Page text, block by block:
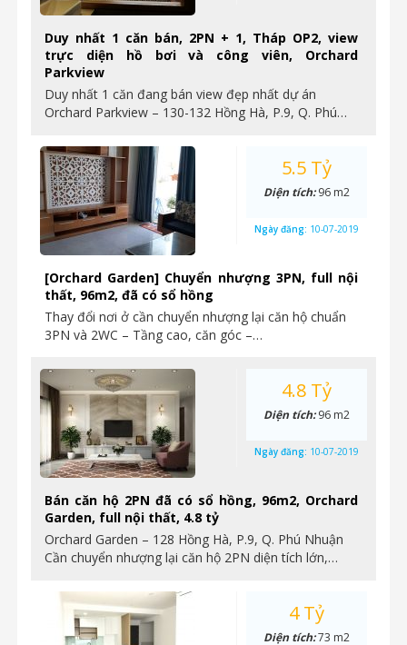
Duy nhất 1 căn bán, 2PN + 1, Tháp OP2, view
trực diện hồ bơi và công viên, Orchard
Parkview
Duy nhất 1 căn đang bán view đẹp nhất dự án
Orchard Parkview – 130-132 Hồng Hà, P.9, Q. Phú…
[Orchard Garden] Chuyển nhượng 3PN, full nội
thất, 96m2, đã có sổ hồng
Thay đổi nơi ở cần chuyển nhượng lại căn hộ chuẩn
3PN và 2WC – Tầng cao, căn góc –…
5.5 Tỷ
Diện tích:96 m2
Ngày đăng: 10-07-2019
Bán căn hộ 2PN đã có sổ hồng, 96m2, Orchard
Garden, full nội thất, 4.8 tỷ
Orchard Garden – 128 Hồng Hà, P.9, Q. Phú Nhuận
Cần chuyển nhượng lại căn hộ 2PN diện tích lớn,…
4.8 Tỷ
Diện tích:96 m2
Ngày đăng: 10-07-2019
4 Tỷ
Diện tích:73 m2